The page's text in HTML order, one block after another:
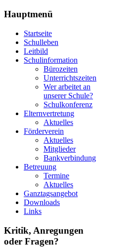
Hauptmenü
Startseite
Schulleben
Leitbild
Schulinformation
Bürozeiten
Unterrichtszeiten
Wer arbeitet an
unserer Schule?
Schulkonferenz
Elternvertretung
Aktuelles
Förderverein
Aktuelles
Mitglieder
Bankverbindung
Betreuung
Termine
Aktuelles
Ganztagsangebot
Downloads
Links
Kritik, Anregungen
oder Fragen?